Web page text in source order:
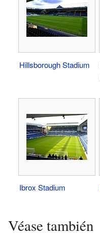
Hillsborough Stadium
Ibrox Stadium
Véase también